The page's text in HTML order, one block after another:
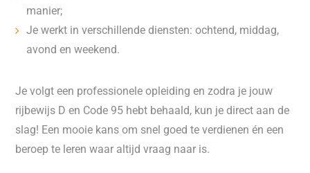
manier;
Je werkt in verschillende diensten: ochtend, middag,
avond en weekend.
Je volgt een professionele opleiding en zodra je jouw
rijbewijs D en Code 95 hebt behaald, kun je direct aan de
slag! Een mooie kans om snel goed te verdienen én een
beroep te leren waar altijd vraag naar is.